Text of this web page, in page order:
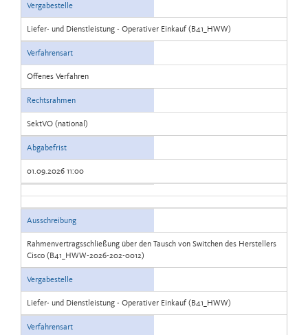
Vergabestelle
Liefer- und Dienstleistung - Operativer Einkauf (B41_HWW)
Verfahrensart
Offenes Verfahren
Rechtsrahmen
SektVO (national)
Abgabefrist
01.09.2026 11:00
Ausschreibung
Rahmenvertragsschließung über den Tausch von Switchen des Herstellers
Cisco (B41_HWW-2026-202-0012)
Vergabestelle
Liefer- und Dienstleistung - Operativer Einkauf (B41_HWW)
Verfahrensart